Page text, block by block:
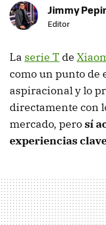
Jimmy
Editor
La serie T de
como un punto de
aspiracional y lo
directamente con
mercado, perosí
experiencias